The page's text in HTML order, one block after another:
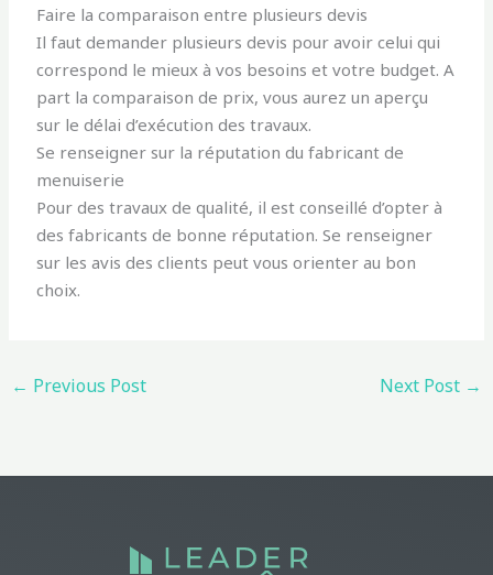
Faire la comparaison entre plusieurs devis
Il faut demander plusieurs devis pour avoir celui qui
correspond le mieux à vos besoins et votre budget. A
part la comparaison de prix, vous aurez un aperçu
sur le délai d’exécution des travaux.
Se renseigner sur la réputation du fabricant de
menuiserie
Pour des travaux de qualité, il est conseillé d’opter à
des fabricants de bonne réputation. Se renseigner
sur les avis des clients peut vous orienter au bon
choix.
← Previous Post Next Post →